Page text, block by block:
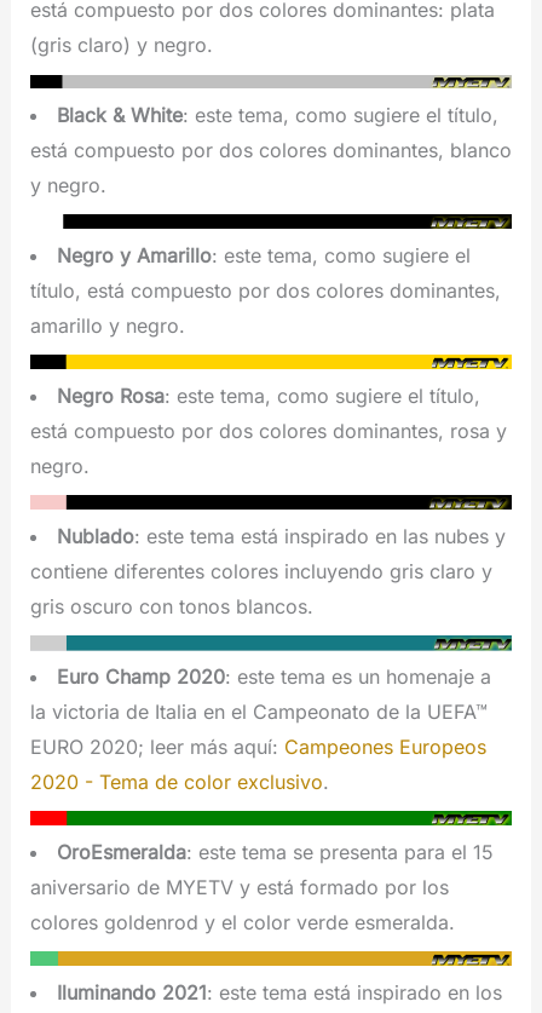
está compuesto por dos colores dominantes: plata
(gris claro) y negro.
Black & White: este tema, como sugiere el título,
está compuesto por dos colores dominantes, blanco
y negro.
Negro y Amarillo: este tema, como sugiere el
título, está compuesto por dos colores dominantes,
amarillo y negro.
Negro Rosa: este tema, como sugiere el título,
está compuesto por dos colores dominantes, rosa y
negro.
Nublado: este tema está inspirado en las nubes y
contiene diferentes colores incluyendo gris claro y
gris oscuro con tonos blancos.
Euro Champ 2020: este tema es un homenaje a
la victoria de Italia en el Campeonato de la UEFA™
EURO 2020; leer más aquí: Campeones Europeos
2020 - Tema de color exclusivo.
OroEsmeralda: este tema se presenta para el 15
aniversario de MYETV y está formado por los
colores goldenrod y el color verde esmeralda.
Iluminando 2021: este tema está inspirado en los